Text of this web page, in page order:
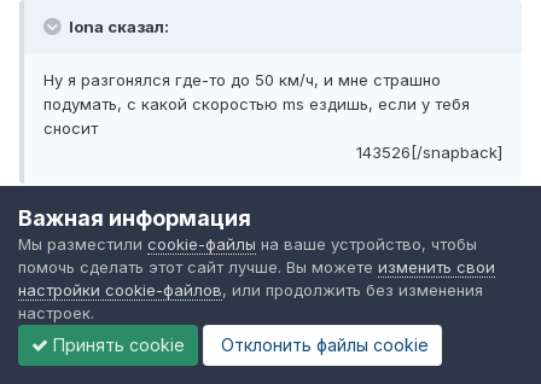
Iona сказал:
Ну я разгонялся где-то до 50 км/ч, и мне страшно
подумать, с какой скоростью ms ездишь, если у тебя
сносит
143526[/snapback]
Павел Ильин
Опубликовано 20 июня, 2007
Важная информация
Мы разместили cookie-файлы на ваше устройство, чтобы
помочь сделать этот сайт лучше. Вы можете изменить свои
настройки cookie-файлов, или продолжить без изменения
настроек.
Принять cookie Отклонить файлы сookie